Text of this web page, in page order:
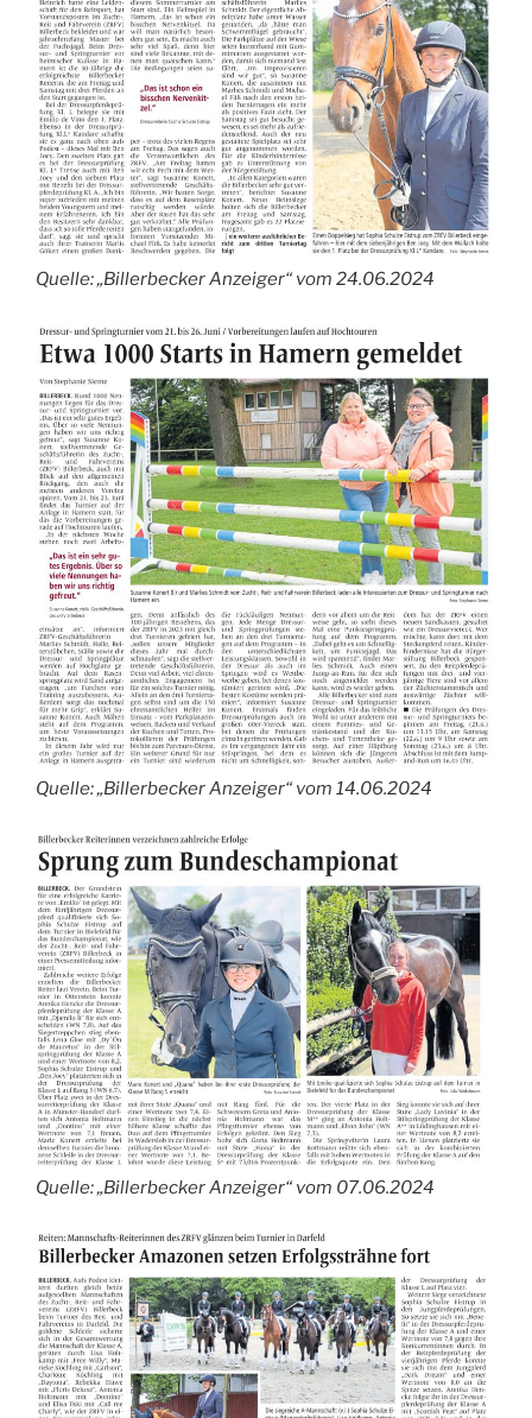
Quelle: „Billerbecker Anzeiger“ vom 24.06.2024
Quelle: „Billerbecker Anzeiger“ vom 14.06.2024
Quelle: „Billerbecker Anzeiger“ vom 07.06.2024